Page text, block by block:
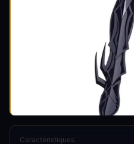
Caractéristiques